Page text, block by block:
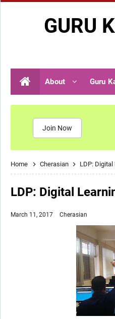
GURU
About Guru
Join Now
Home Cherasian LDP: Digital
LDP: Digital
March 11, 2017 Cherasian